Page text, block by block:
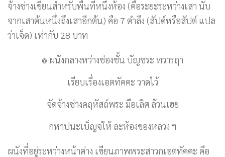
จ้างช่างเขียนสำหรับพื้นที่หนึ่งห้อง (คือระยะระหว่างเสา นับ
จากเสาต้นหนึ่งถึงเสาอีกต้น) คือ 7 ตำลึง (สัปด์หรือสัปต์ แปล
ว่าเจ็ด) เท่ากับ 28 บาท
๏ ผนังกลางหว่างช่องชั้น บัญชระ ทวารฤา
เรียบเรื่องเอตทัคคะ วาดไว้
จัดจ้างช่างคฤหัสถ์พระ มือเลิศ ล้วนเฮย
กหาปนะเบ็ญจให้ ละห้องของหลวง ฯ
ผนังที่อยู่ระหว่างหน้าต่าง เขียนภาพพระสาวกเอตทัคคะ คือ